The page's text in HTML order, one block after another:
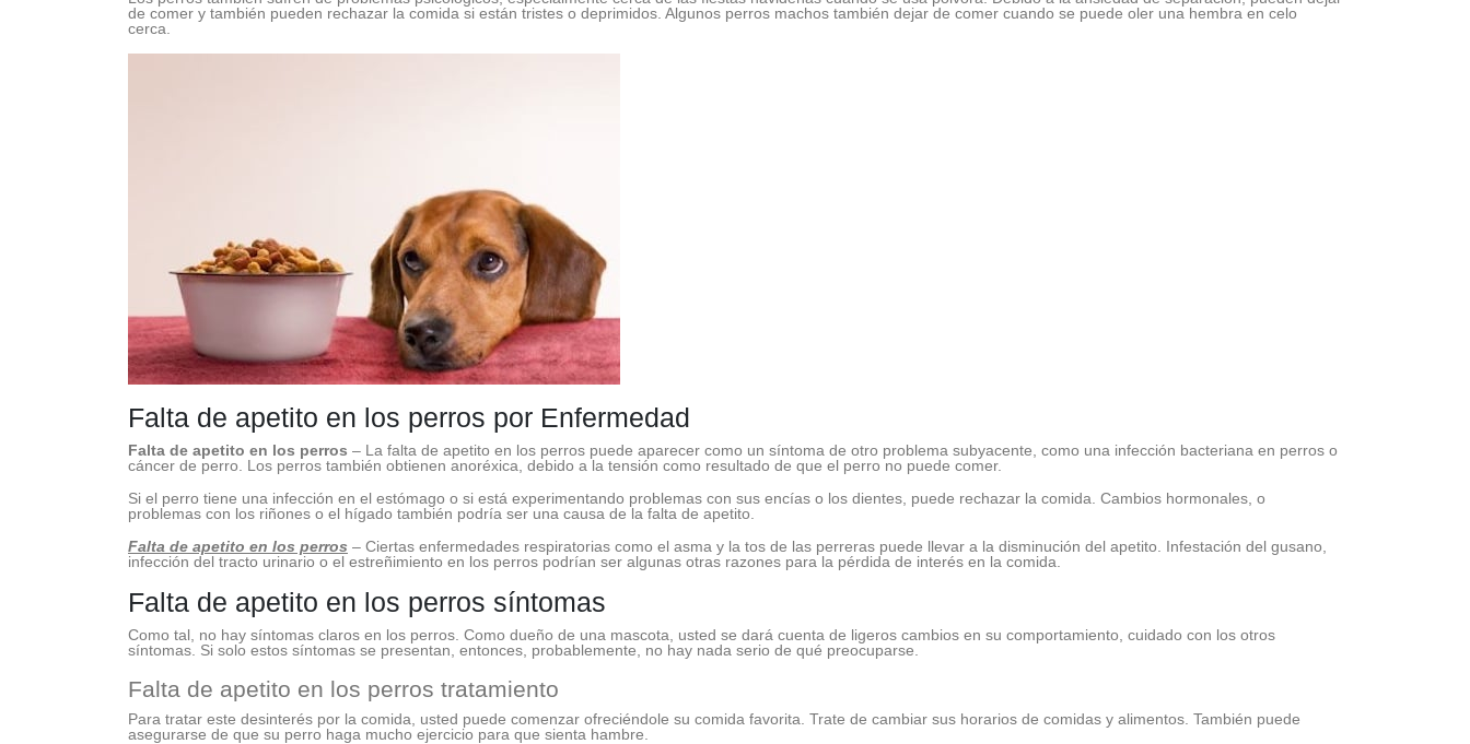
de comer y también pueden rechazar la comida si están tristes o deprimidos. Algunos perros machos también dejar de comer cuando se puede oler una hembra en celo
cerca.
Falta de apetito en los perros por Enfermedad
Falta de apetito en los perros – La falta de apetito en los perros puede aparecer como un síntoma de otro problema subyacente, como una infección bacteriana en perros o
cáncer de perro. Los perros también obtienen anoréxica, debido a la tensión como resultado de que el perro no puede comer.
Si el perro tiene una infección en el estómago o si está experimentando problemas con sus encías o los dientes, puede rechazar la comida. Cambios hormonales, o
problemas con los riñones o el hígado también podría ser una causa de la falta de apetito.
Falta de apetito en los perros – Ciertas enfermedades respiratorias como el asma y la tos de las perreras puede llevar a la disminución del apetito. Infestación del gusano,
infección del tracto urinario o el estreñimiento en los perros podrían ser algunas otras razones para la pérdida de interés en la comida.
Falta de apetito en los perros síntomas
Como tal, no hay síntomas claros en los perros. Como dueño de una mascota, usted se dará cuenta de ligeros cambios en su comportamiento, cuidado con los otros
síntomas. Si solo estos síntomas se presentan, entonces, probablemente, no hay nada serio de qué preocuparse.
Falta de apetito en los perros tratamiento
Para tratar este desinterés por la comida, usted puede comenzar ofreciéndole su comida favorita. Trate de cambiar sus horarios de comidas y alimentos. También puede
asegurarse de que su perro haga mucho ejercicio para que sienta hambre.